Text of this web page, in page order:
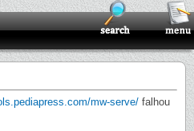
mw-serve/ falhou